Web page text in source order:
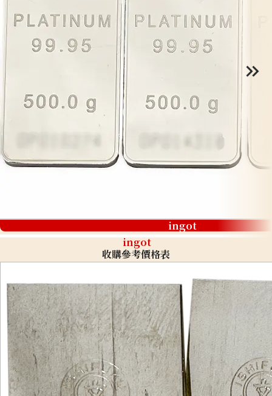
ingot
ingot
收購參考價格表